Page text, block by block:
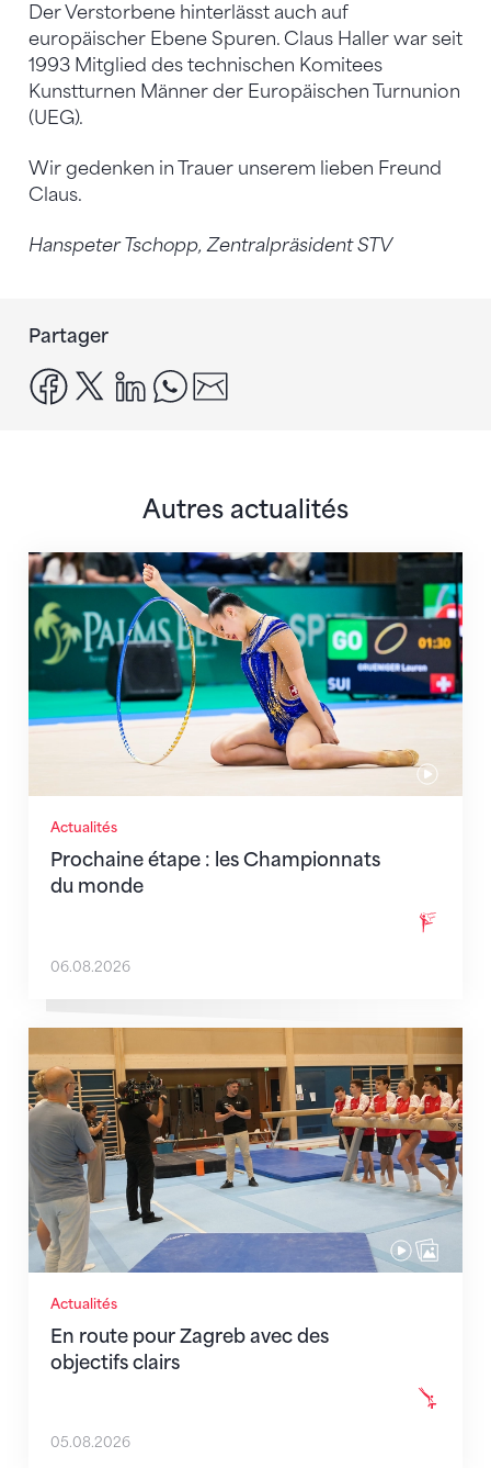
Der Verstorbene hinterlässt auch auf
europäischer Ebene Spuren. Claus Haller war seit
1993 Mitglied des technischen Komitees
Kunstturnen Männer der Europäischen Turnunion
(UEG).
Wir gedenken in Trauer unserem lieben Freund
Claus.
Hanspeter Tschopp, Zentralpräsident STV
Partager
facebook
x linkedinwhatsapp
Autres actualités
Actualités
Prochaine étape : les Championnats
du monde
Prochaine étape : les Championnats du monde
06.08.2026
Actualités
En route pour Zagreb avec des
objectifs clairs
En route pour Zagreb avec des objectifs clairs
05.08.2026